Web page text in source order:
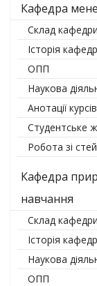
Кафедра
Склад кафедри
Історія
ОПП
Наукова
Анотації
Студентське
Робота зі
Кафедра
навчання
Склад кафедри
Історія
Наукова
ОПП